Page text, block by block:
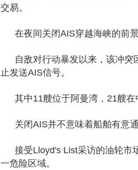
交易。
在夜间关闭AIS穿越海峡的前
自敌对行动暴发以来，该冲
止发送AIS信号。
其中11艘位于阿曼湾，21艘
关闭AIS并不意味着船舶有意通
接受Lloyd's List采访的油轮市
一危险区域。